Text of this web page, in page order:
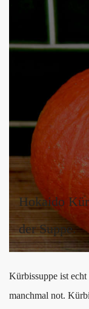
Hokaido
der Suppe.
Kürbissuppe ist
manchmal not.